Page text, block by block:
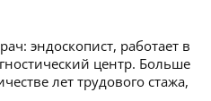
эндоскопист, работает в
центр. Больше
лет трудового стажа,